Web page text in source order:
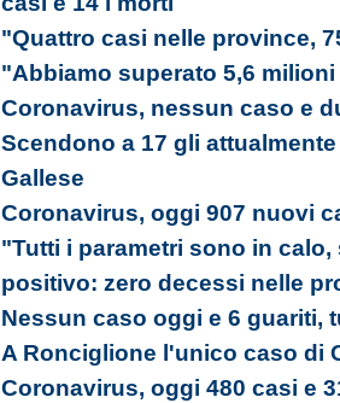
"Quattro casi nelle province,
"Abbiamo superato 5,6
Coronavirus, nessun caso e
Scendono a 17 gli
Gallese
Coronavirus, oggi 907 nuovi
"Tutti i parametri sono in
positivo: zero decessi nelle
Nessun caso oggi e 6 guariti,
A Ronciglione l'unico caso di
Coronavirus, oggi 480 casi e